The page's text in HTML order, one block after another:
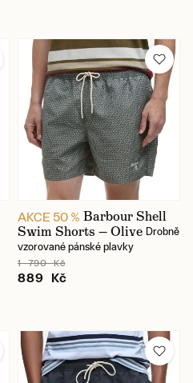
AKCE 50 % Barbour Shell
Swim Shorts — Olive Drobně
vzorované pánské plavky
1 790 Kč
889 Kč